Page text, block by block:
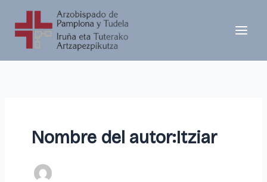
contenido
Nombre del autor:Itziar